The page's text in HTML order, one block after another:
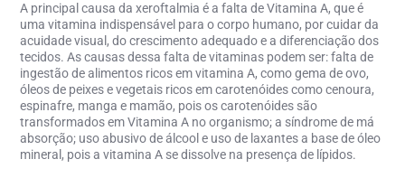
A principal causa da xeroftalmia é a falta de Vitamina A, que é
uma vitamina indispensável para o corpo humano, por cuidar da
acuidade visual, do crescimento adequado e a diferenciação dos
tecidos. As causas dessa falta de vitaminas podem ser: falta de
ingestão de alimentos ricos em vitamina A, como gema de ovo,
óleos de peixes e vegetais ricos em carotenóides como cenoura,
espinafre, manga e mamão, pois os carotenóides são
transformados em Vitamina A no organismo; a síndrome de má
absorção; uso abusivo de álcool e uso de laxantes a base de óleo
mineral, pois a vitamina A se dissolve na presença de lípidos.